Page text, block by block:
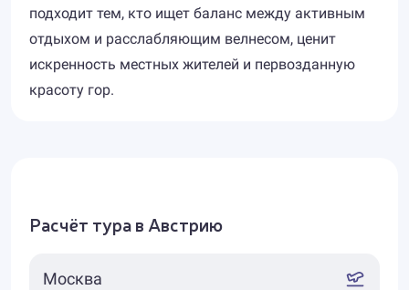
подходит тем, кто ищет баланс между активным
отдыхом и расслабляющим велнесом, ценит
искренность местных жителей и первозданную
красоту гор.
Расчёт тура в Австрию